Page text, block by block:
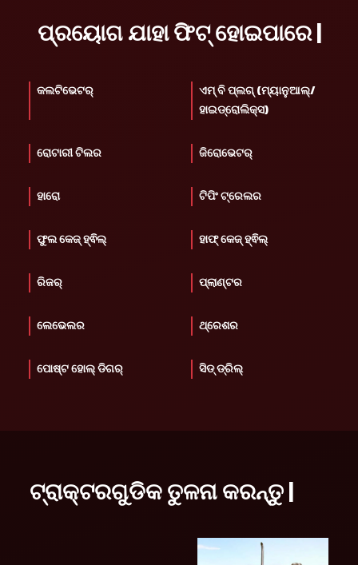
ପ୍ରୟୋଗ ଯାହା ଫିଟ୍ ହୋଇପାରେ |
କଲଟିଭେଟର୍
ଏମ୍ ବି ପ୍ଲଗ୍ (ମ୍ୟାନୁଆଲ୍/
ହାଇଡ୍ରୋଲିକ୍ସ)
ରୋଟାରୀ ଟିଲର ଜିରୋଭେଟର୍
ହାରୋ ଟିପିଂ ଟ୍ରେଲର
ଫୁଲ କେଜ୍ ହ୍ଵିଲ୍ ହାଫ୍ କେଜ୍ ହ୍ଵିଲ୍
ରିଜର୍ ପ୍ଲାଣ୍ଟର
ଲେଭେଲର ଥ୍ରେଶର
ପୋଷ୍ଟ ହୋଲ୍ ଡିଗର୍ ସିଡ୍ ଡ୍ରିଲ୍
ଟ୍ରାକ୍ଟରଗୁଡିକ ତୁଳନା କରନ୍ତୁ |